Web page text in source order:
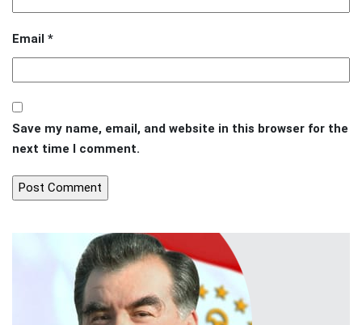
Email *
Save my name, email, and website in this browser for the
next time I comment.